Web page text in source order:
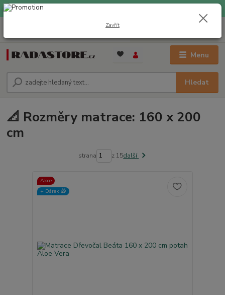
EXPRESNÍ DOPRAVA ZDARMA při nákupu nad 1000 Kč
Menu
Hledat
📐 Rozměry matrace: 160 x 200
cm
strana z 15další
Akce
+ Dárek️ 🎁
Zavřít